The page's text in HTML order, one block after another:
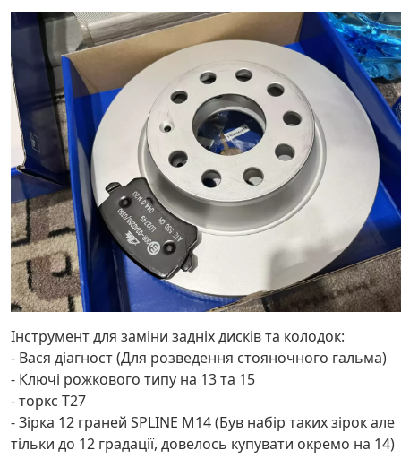
Інструмент для заміни задніх дисків та колодок:
- Вася діагност (Для розведення стояночного гальма)
- Ключі рожкового типу на 13 та 15
- торкс Т27
- Зірка 12 граней SPLINE M14 (Був набір таких зірок але
тільки до 12 градації, довелось купувати окремо на 14)